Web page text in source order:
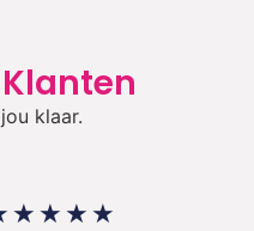
klaar.
★ ★ ★ ★